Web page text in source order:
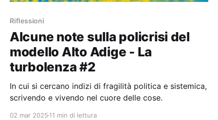
Riflessioni
Alcune note sulla policrisi del
modello Alto Adige - La
turbolenza #2
In cui si cercano indizi di fragilità politica e sistemica,
scrivendo e vivendo nel cuore delle cose.
02 mar 2025 11 min di lettura